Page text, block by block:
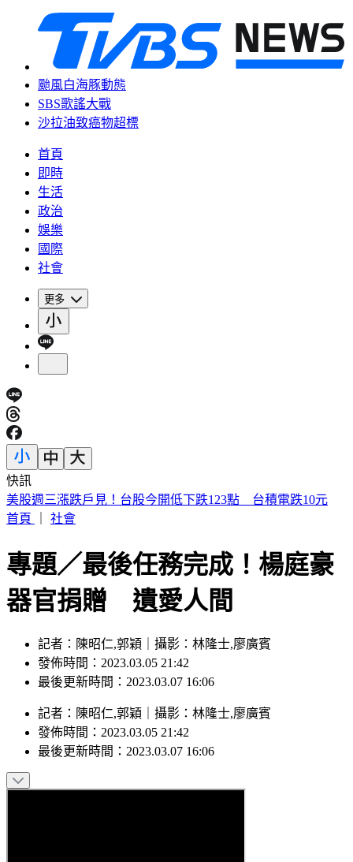
颱風白海豚動態
SBS歌謠大戰
沙拉油致癌物超標
首頁
即時
生活
政治
娛樂
國際
社會
更多
快訊
賴清德殺到台中！「8年總帳一次掀翻」 踩場開砲嗆爆盧秀
燕
專題／最後任務完成！楊庭豪
器官捐贈 遺愛人間
記者：陳昭仁,郭穎｜攝影：林隆士,廖廣賓
發佈時間：2023.03.05 21:42
記者：陳昭仁,郭穎｜攝影：
發佈時間：2023.03.05 21:42